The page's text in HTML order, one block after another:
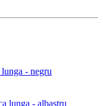
- negru
lunga - albastru